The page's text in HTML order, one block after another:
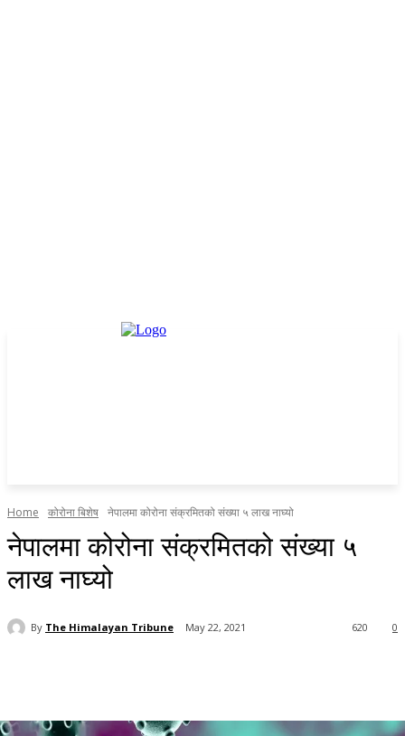
Home कोरोना बिशेष नेपालमा कोरोना संक्रमितको संख्या ५ लाख नाघ्यो
नेपालमा कोरोना संक्रमितको संख्या ५
लाख नाघ्यो
By The Himalayan Tribune May 22, 2021 0
620